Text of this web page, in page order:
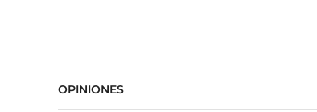
OPINIONES